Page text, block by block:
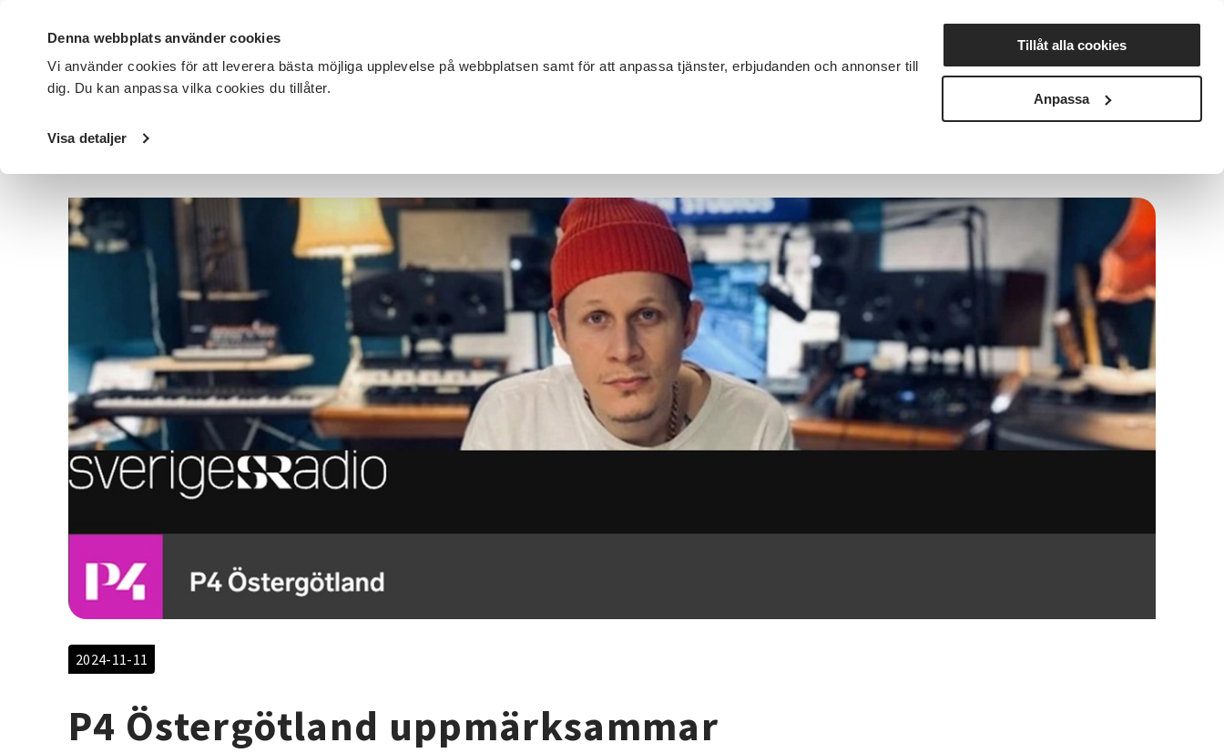
Denna webbplats använder cookies
Vi använder cookies för att leverera bästa möjliga upplevelse på webbplatsen samt för att anpassa tjänster, erbjudanden och annonser till
dig. Du kan anpassa vilka cookies du tillåter.
Visa detaljer
Tillåt alla cookies
Anpassa
DET HÄR GÖR VI FÖR DIG SOM SÖK KURSER OCH EVENEMANG Nyheter Avdelningar
Startsida / Avdelningar
2024-11-11
P4 Östergötland uppmärksammar